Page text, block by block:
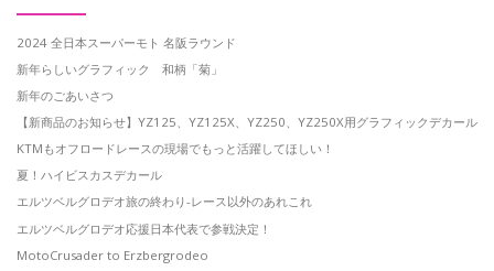
2024 全日本スーパーモト 名阪ラウンド
新年らしいグラフィック 和柄「菊」
新年のごあいさつ
【新商品のお知らせ】YZ125、YZ125X、YZ250、YZ250X用グラフィックデカール
KTMもオフロードレースの現場でもっと活躍してほしい！
夏！ハイビスカスデカール
エルツベルグロデオ旅の終わり-レース以外のあれこれ
エルツベルグロデオ応援日本代表で参戦決定！
MotoCrusader to Erzbergrodeo